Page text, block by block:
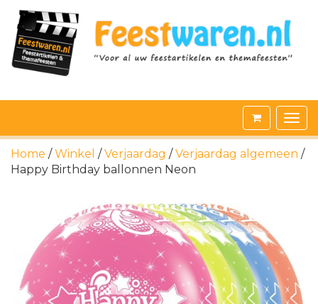
Home /Winkel /Verjaardag /Verjaardag algemeen /
Happy Birthday ballonnen Neon